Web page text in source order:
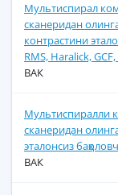
Мультиспирал
сканеридан
контрастини
RMS, Haralick,
ВАК
Мультиспиралли
сканеридан
эталонсиз
ВАК